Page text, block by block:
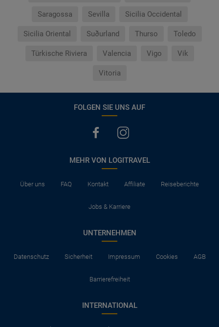
Saragossa Sevilla Sicilia Occidental
Sicilia Oriental Suðurland Thurso Toledo
Türkische Riviera Valencia Vigo Vik
Vitoria
FOLGEN SIE UNS AUF
MEHR VON LOGITRAVEL
Über uns FAQ Kontakt Affiliate Reiseberichte
Jobs & Karriere
UNTERNEHMEN
Datenschutz Sicherheit Impressum Cookies AGB
Barrierefreiheit
INTERNATIONAL